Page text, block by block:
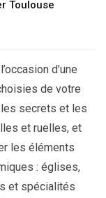
Toulouse
d’une
de votre
secrets et les
et ruelles, et
les éléments
: églises,
et spécialités